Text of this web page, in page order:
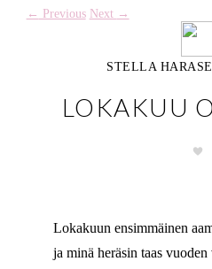
← Previous Next →
STELLA
LOKAKUU
Lokakuun ensimmäinen
ja minä heräsin taas